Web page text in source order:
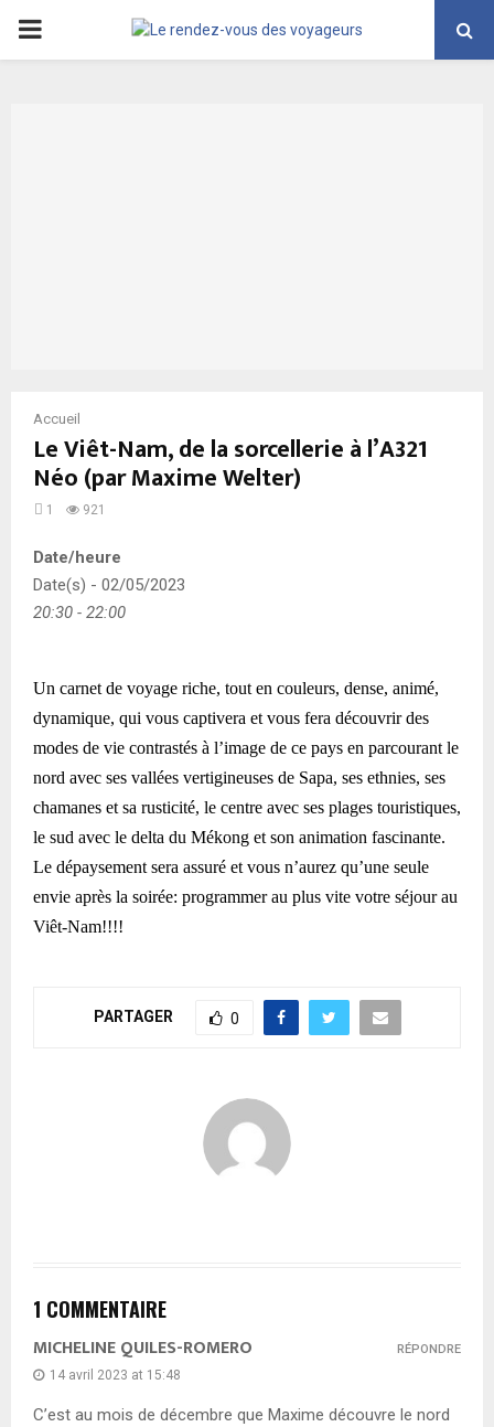
PRIMARY
Accueil
Le Viêt-Nam, de la sorcellerie à l’A321
Néo (par Maxime Welter)
1 921
Date/heure
Date(s) - 02/05/2023
20:30 - 22:00
Un carnet de voyage riche, tout en couleurs, dense, animé,
dynamique, qui vous captivera et vous fera découvrir des
modes de vie contrastés à l’image de ce pays en parcourant le
nord avec ses vallées vertigineuses de Sapa, ses ethnies, ses
chamanes et sa rusticité, le centre avec ses plages touristiques,
le sud avec le delta du Mékong et son animation fascinante.
Le dépaysement sera assuré et vous n’aurez qu’une seule
envie après la soirée: programmer au plus vite votre séjour au
Viêt-Nam!!!!
PARTAGER 0
1 COMMENTAIRE
MICHELINE QUILES-ROMERO
14 avril 2023 at 15:48
C’est au mois de décembre que Maxime découvre le nord
RÉPONDRE